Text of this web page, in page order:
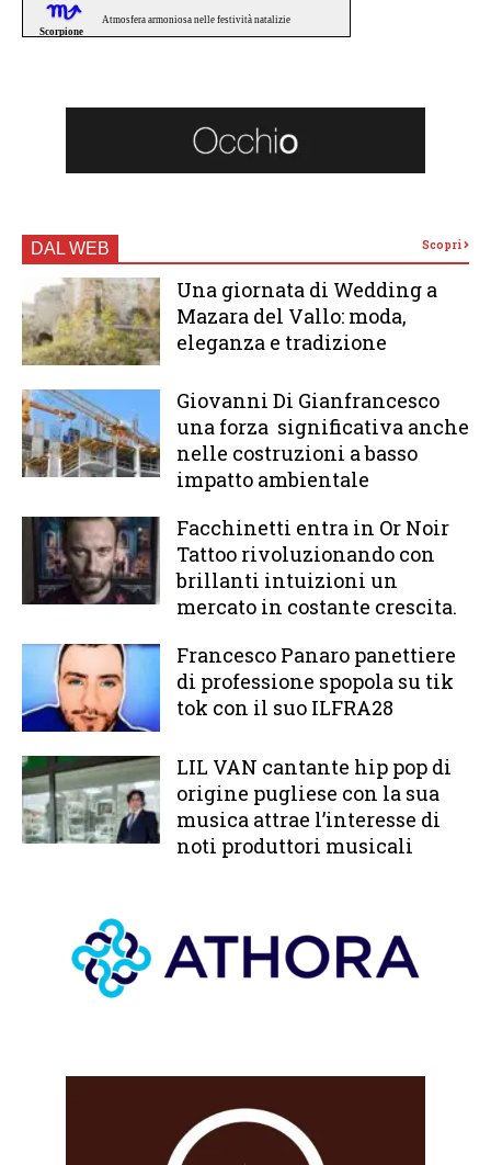
DAL WEB Scopri
Una giornata di Wedding a
Mazara del Vallo: moda,
eleganza e tradizione
Giovanni Di Gianfrancesco
una forza significativa anche
nelle costruzioni a basso
impatto ambientale
Facchinetti entra in Or Noir
Tattoo rivoluzionando con
brillanti intuizioni un
mercato in costante crescita.
Francesco Panaro panettiere
di professione spopola su tik
tok con il suo ILFRA28
LIL VAN cantante hip pop di
origine pugliese con la sua
musica attrae l’interesse di
noti produttori musicali